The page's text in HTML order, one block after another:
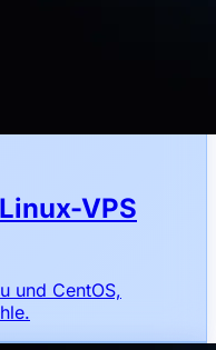
VPS
und CentOS,